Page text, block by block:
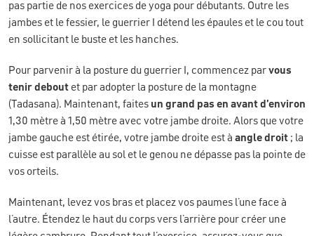
pas partie de nos exercices de yoga pour débutants. Outre les
jambes et le fessier, le guerrier I détend les épaules et le cou tout
en sollicitant le buste et les hanches.
Pour parvenir à la posture du guerrier I, commencez parvous
tenir debout et par adopter la posture de la montagne
(Tadasana). Maintenant, faites un grand pas en avant d’environ
1,30 mètre à 1,50 mètre avec votre jambe droite. Alors que votre
jambe gauche est étirée, votre jambe droite est à angle droit ; la
cuisse est parallèle au sol et le genou ne dépasse pas la pointe de
vos orteils.
Maintenant, levez vos bras et placez vos paumes l’une face à
l’autre. Étendez le haut du corps vers l’arrière pour créer une